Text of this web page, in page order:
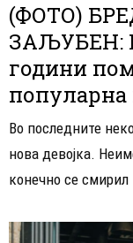
(ФОТО)
ЗАЉУБЕН:
години
популарна
Во последните
нова девојка.
конечно се смирил